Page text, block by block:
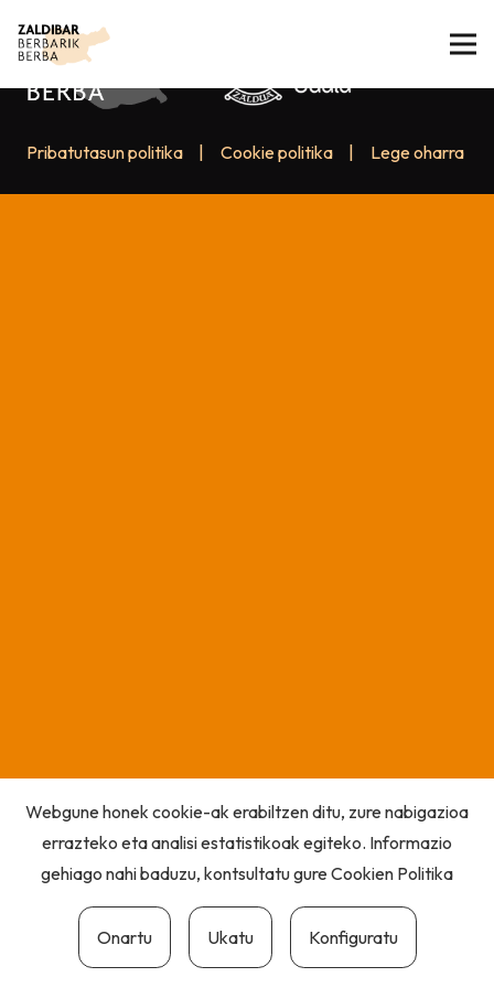
Pribatutasun politika Cookie politika Lege oharra
Webgune honek cookie-ak erabiltzen ditu, zure nabigazioa
errazteko eta analisi estatistikoak egiteko. Informazio
gehiago nahi baduzu, kontsultatu gureCookien Politika
Onartu Ukatu Konfiguratu